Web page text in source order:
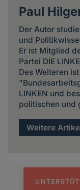
Paul
Der Autor
und
Er ist Mitglied
Partei DIE
Des Weiteren
LINKEN und
politischen und
Weitere